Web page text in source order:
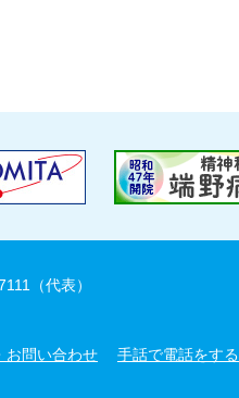
（代表）
お問い合わせ 手話で電話をする